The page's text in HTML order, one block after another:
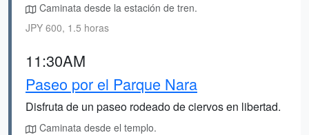
Caminata desde la estación de tren.
JPY 600, 1.5 horas
11:30AM
Paseo por el Parque Nara
Disfruta de un paseo rodeado de ciervos en libertad.
Caminata desde el templo.